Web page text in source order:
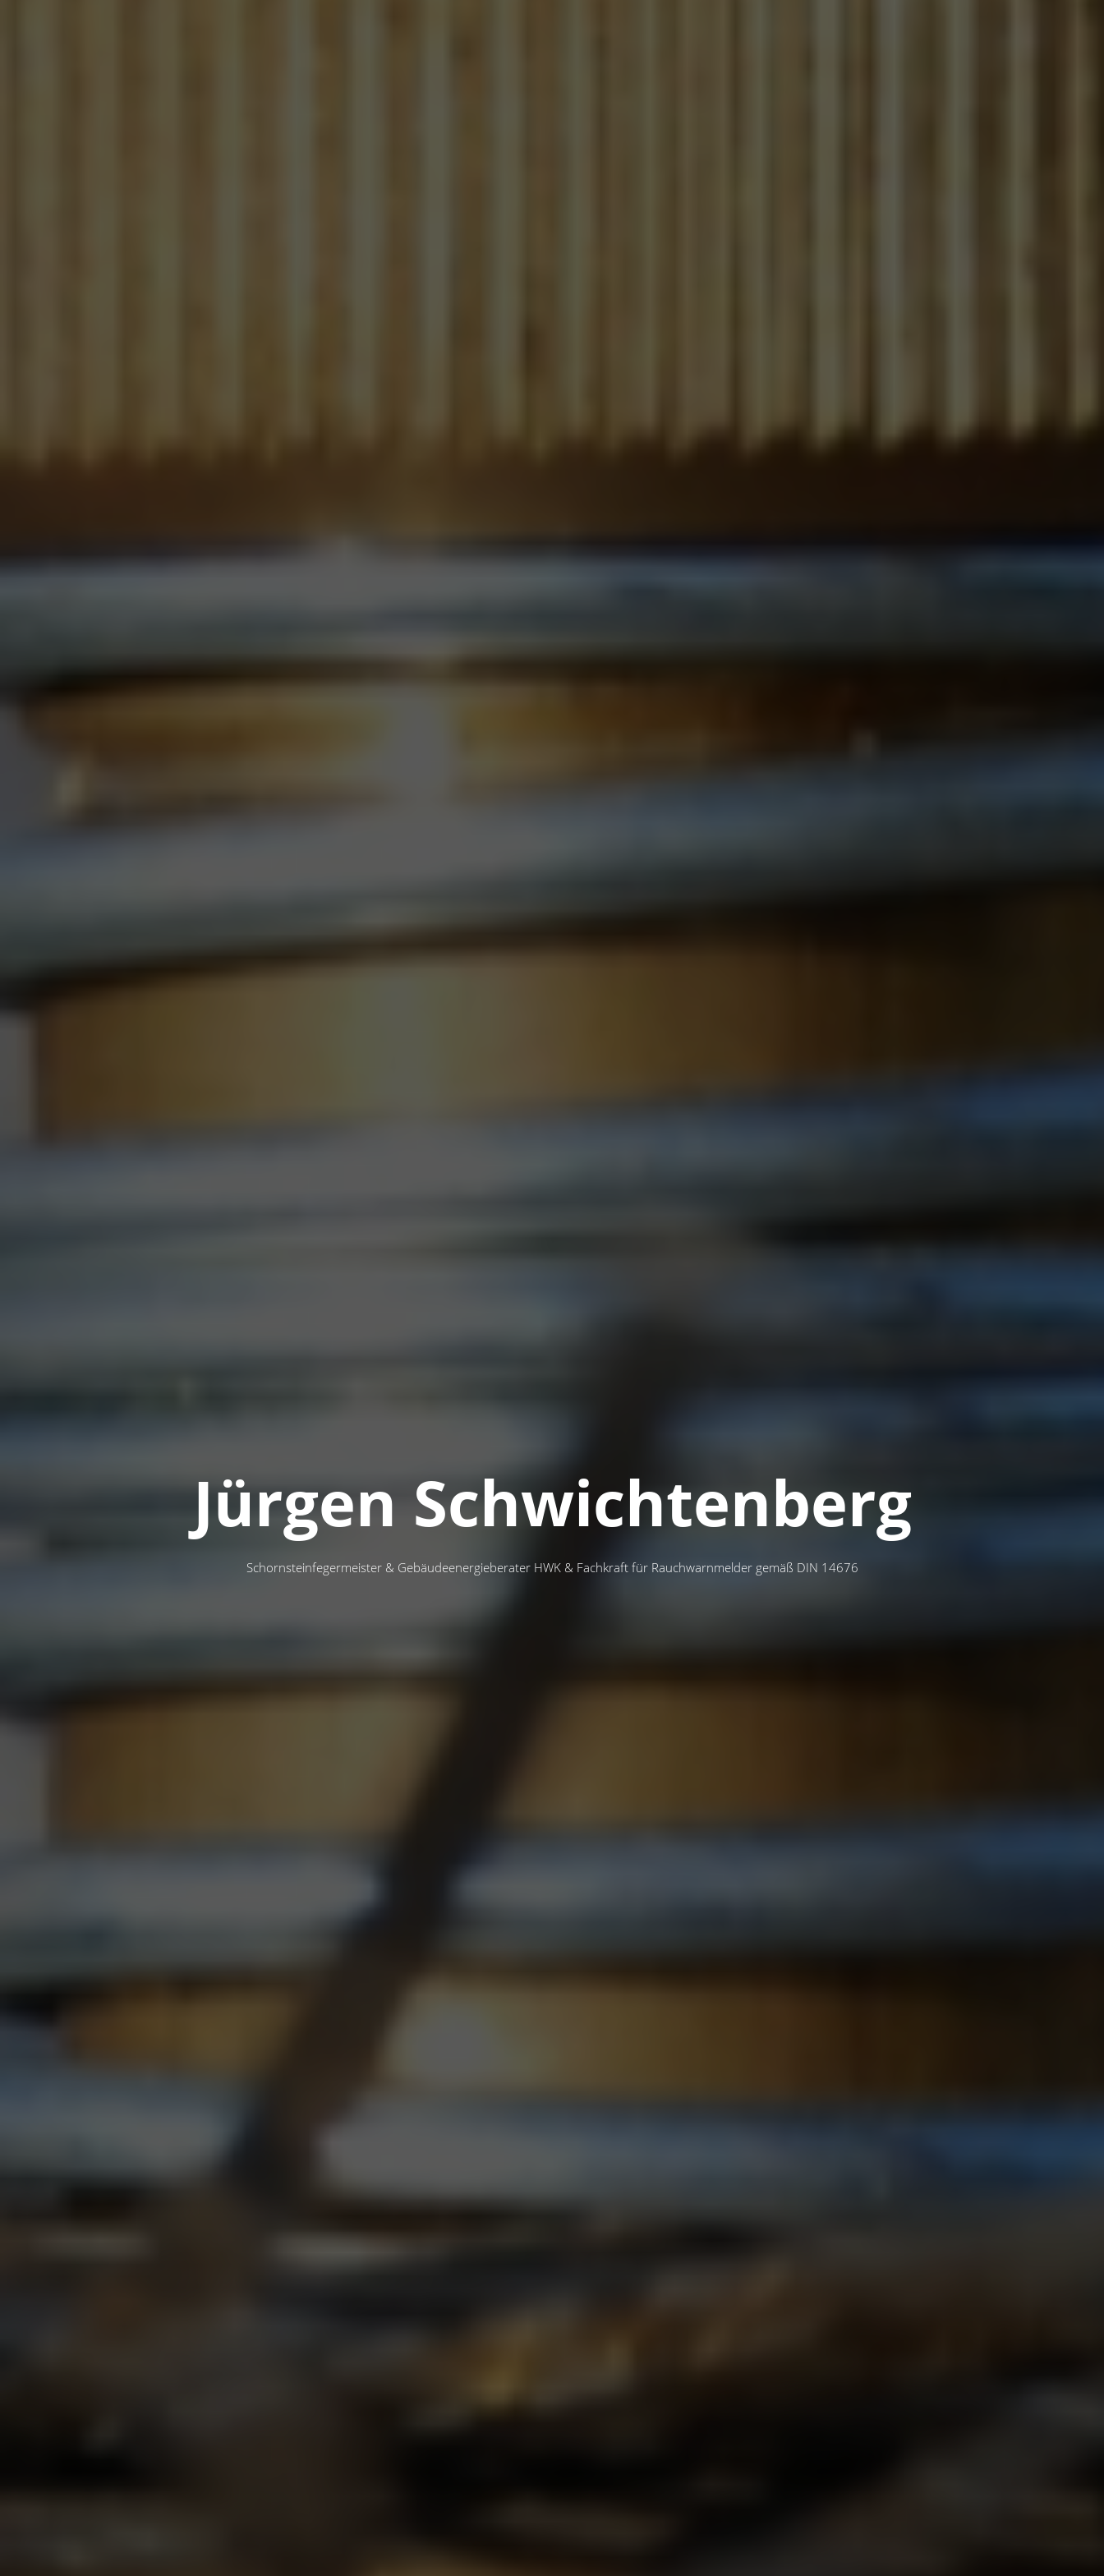
Jürgen Schwichtenberg
Schornsteinfegermeister & Gebäudeenergieberater HWK & Fachkraft für Rauchwarnmelder gemäß DIN 14676